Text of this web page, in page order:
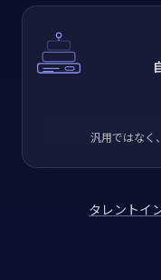
汎用ではなく
タレントイ